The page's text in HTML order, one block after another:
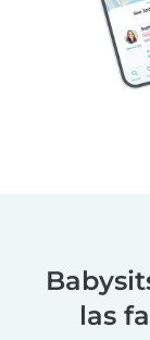
las